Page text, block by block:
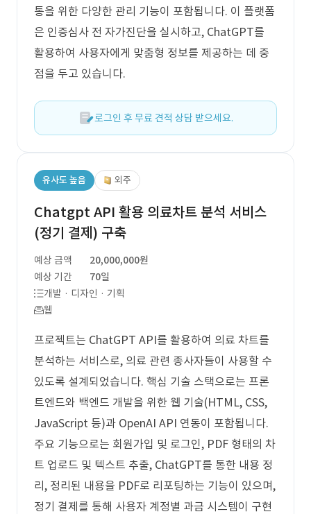
통을 위한 다양한 관리 기능이 포함됩니다. 이 플랫폼
은 인증심사 전 자가진단을 실시하고, ChatGPT를
활용하여 사용자에게 맞춤형 정보를 제공하는 데 중
점을 두고 있습니다.
로그인 후 무료 견적 상담 받으세요.
유사도 높음 외주
Chatgpt API 활용 의료차트 분석 서비스
(정기 결제) 구축
예상 금액
20,000,000원
예상 기간
70일
개발 · 디자인 · 기획
웹
프로젝트는 ChatGPT API를 활용하여 의료 차트를
분석하는 서비스로, 의료 관련 종사자들이 사용할 수
있도록 설계되었습니다. 핵심 기술 스택으로는 프론
트엔드와 백엔드 개발을 위한 웹 기술(HTML, CSS,
JavaScript 등)과 OpenAI API 연동이 포함됩니다.
주요 기능으로는 회원가입 및 로그인, PDF 형태의 차
트 업로드 및 텍스트 추출, ChatGPT를 통한 내용 정
리, 정리된 내용을 PDF로 리포팅하는 기능이 있으며,
정기 결제를 통해 사용자 계정별 과금 시스템이 구현